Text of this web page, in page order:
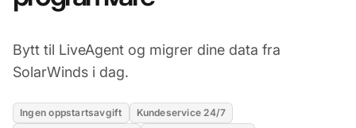
Bytt til LiveAgent og migrer dine data fra
SolarWinds i dag.
Ingen oppstartsavgift
Kundeservice 24/7